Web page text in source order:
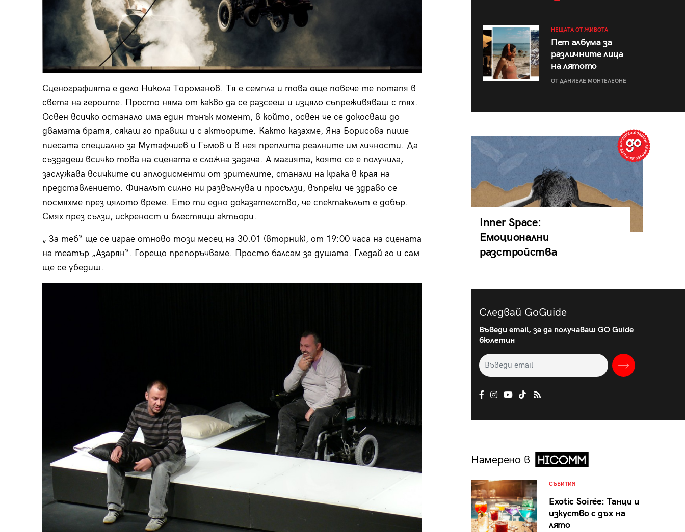
Сценографията е дело Никола Тороманов. Тя е семпла и това още повече те потапя в
света на героите. Просто няма от какво да се разсееш и изцяло съпреживяваш с тях.
Освен всичко останало има един тънък момент, в който, освен че се докосваш до
двамата братя, сякаш го правиш и с актьорите. Както казахме, Яна Борисова пише
пиесата специално за Мутафчиев и Гъмов и в нея преплита реалните им личности. Да
създадеш всичко това на сцената е сложна задача. А магията, която се е получила,
заслужава всичките си аплодисменти от зрителите, станали на крака в края на
представлението. Финалът силно ни развълнува и просълзи, въпреки че здраво се
посмяхме през цялото време. Ето ти едно доказателство, че спектакълът е добър.
Смях през сълзи, искреност и блестящи актьори.
„ За теб“ ще се играе отново този месец на 30.01 (вторник), от 19:00 часа на сцената
на театър „Азарян“. Горещо препоръчваме. Просто балсам за душата. Гледай го и сам
ще се убедиш.
НЕЩАТА ОТ ЖИВОТА
Пет албума за
различните лица
на лятото
ОТ ДАНИЕЛЕ МОНТЕЛЕОНЕ
Inner Space:
Емоционални
разстройства
Следвай GoGuide
Въведи email, за да получаваш GO Guide
бюлетин
Намерено в
СЪБИТИЯ
Exotic Soirée: Танци и
изкуство с дъх на
лято